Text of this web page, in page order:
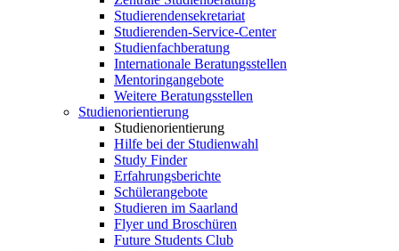
Studierendensekretariat
Studierenden-Service-Center
Studienfachberatung
Internationale Beratungsstellen
Mentoringangebote
Weitere Beratungsstellen
Studienorientierung
Studienorientierung
Hilfe bei der Studienwahl
Study Finder
Erfahrungsberichte
Schülerangebote
Studieren im Saarland
Flyer und Broschüren
Future Students Club